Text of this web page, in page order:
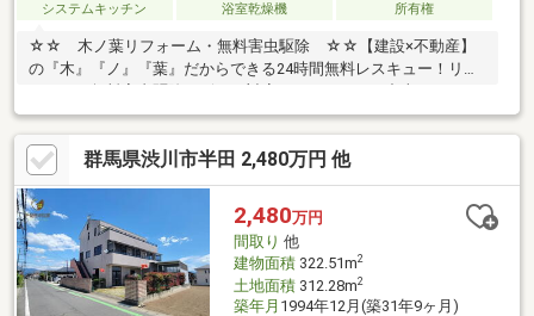
システムキッチン
浴室乾燥機 所有権
☆☆ 木ノ葉リフォーム・無料害虫駆除 ☆☆【建設×不動産】
の『木』『ノ』『葉』だからできる24時間無料レスキュー！リフ
ターサービスがついており、住んでからの安心をずっとお届けし
ます！内覧時に、無料相談・お見積りも物件ごとに作成可能！！
オウチ探しも、リフォームも一緒に相談できます！＼弊社には、
『きつね隊』・『ゴリラ隊』という無料かけつけサービスの仕組
みが、整っています♪／住んでからのお家トラブル、緊急対応も承
っております♪お家のこと、すべて木ノ葉プランニングにお任せく
ださい＾＾
群馬県渋川市半田 2,480万円 他
2,480万円
間取り 他
建物面積322.51m2
土地面積312.28m2
築年月 1994年12月(築31年9ヶ月)